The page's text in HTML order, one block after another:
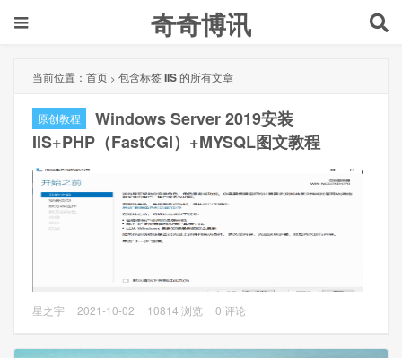
奇奇博讯
当前位置： 首页 > 包含标签IIS的所有文章
原创教程
Windows Server 2019安装
IIS+PHP（FastCGI）+MYSQL图文教程
本文主要是Windows Server 2019安装IIS+PHP（FastCGI）
星之宇 2021-10-02 10814 浏览 0 评论